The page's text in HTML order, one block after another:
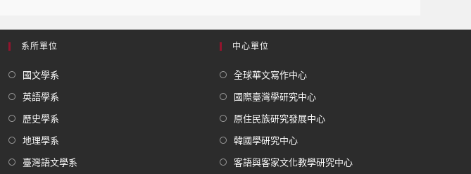
系所單位
國文學系
英語學系
歷史學系
地理學系
臺灣語文學系
中心單位
全球華文寫作中心
國際臺灣學研究中心
原住民族研究發展中心
韓國學研究中心
客語與客家文化教學研究中心